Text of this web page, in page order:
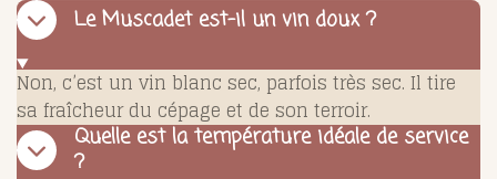
Le Muscadet est-il un vin doux ?
Non, c’est un vin blanc sec, parfois très sec. Il tire
sa fraîcheur du cépage et de son terroir.
Quelle est la température idéale de service
?